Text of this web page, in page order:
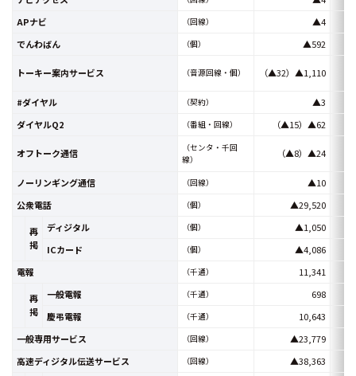
APナビ
（回線）
▲4
でんわばん
（個） ▲592
トーキー案内サービス （音源回線・個） （▲32）▲1,110
#ダイヤル （契約）
▲3
ダイヤルQ2
（番組・回線） （▲15）▲62
オフトーク通信
（センタ・千回
線）
（▲8）▲24
ノーリンギング通信 （回線）
▲10
公衆電話
（個） ▲29,520
再
掲
ディジタル （個）
▲1,050
ICカード
（個）
▲4,086
電報
（千通） 11,341
再
掲
一般電報 （千通）
698
慶弔電報
（千通）
10,643
一般専用サービス
（回線）
▲23,779
高速ディジタル伝送サービス
（回線） ▲38,363